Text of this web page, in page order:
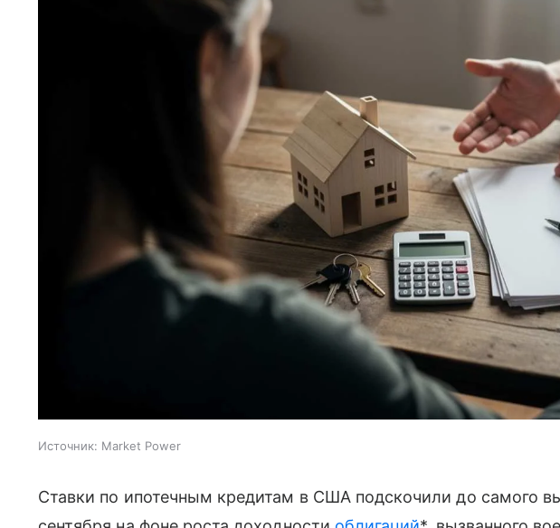
Источник: Market Power
Ставки по ипотечным кредитам в США подскочили до самого